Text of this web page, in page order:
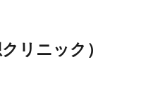
リニック）